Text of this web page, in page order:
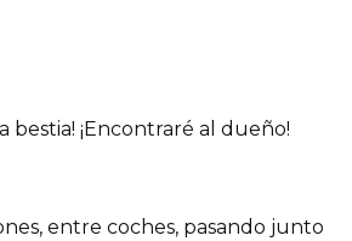
bestia! ¡Encontraré al dueño!
entre coches, pasando junto